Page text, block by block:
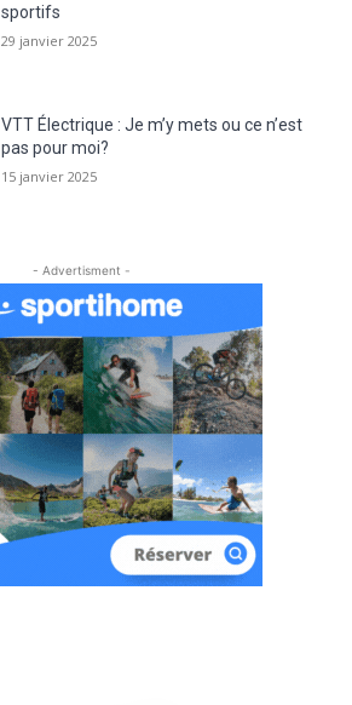
sportifs
29 janvier 2025
VTT Électrique : Je m’y mets ou ce n’est
pas pour moi?
15 janvier 2025
- Advertisment -